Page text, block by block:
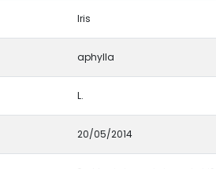
Iris
aphylla
L.
20/05/2014